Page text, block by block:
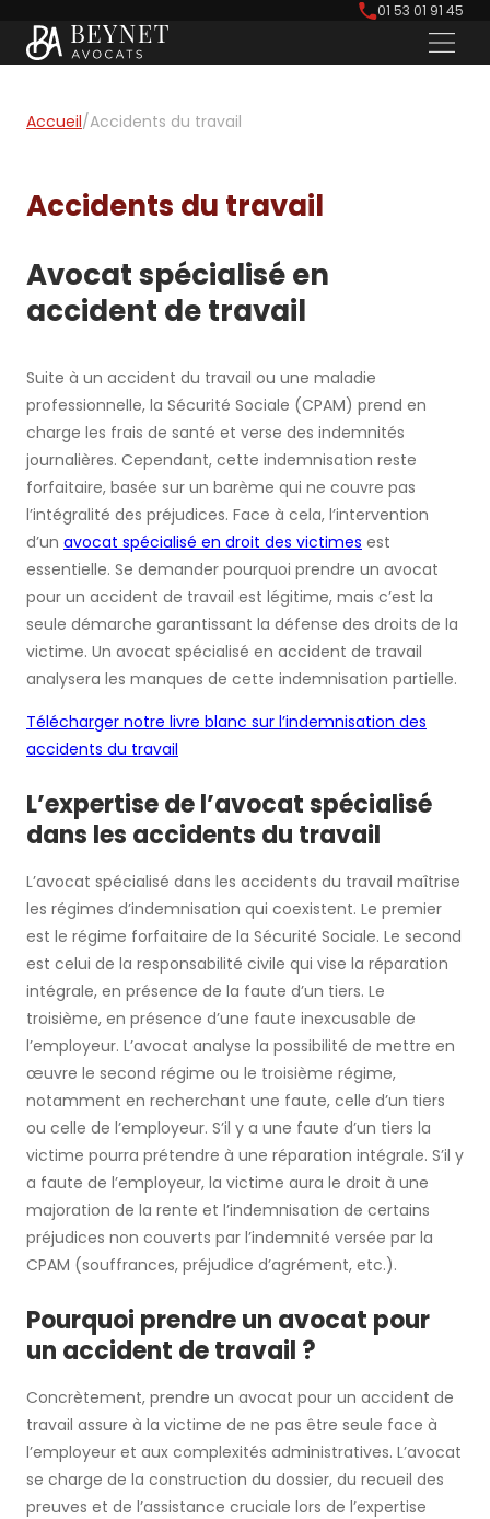
01 53 01 91 45
Accueil/Accidents du travail
Accidents du travail
Avocat spécialisé en
accident de travail
Suite à un accident du travail ou une maladie
professionnelle, la Sécurité Sociale (CPAM) prend en
charge les frais de santé et verse des indemnités
journalières. Cependant, cette indemnisation reste
forfaitaire, basée sur un barème qui ne couvre pas
l’intégralité des préjudices. Face à cela, l’intervention
d’un avocat spécialisé en droit des victimes est
essentielle. Se demander pourquoi prendre un avocat
pour un accident de travail est légitime, mais c’est la
seule démarche garantissant la défense des droits de la
victime. Un avocat spécialisé en accident de travail
analysera les manques de cette indemnisation partielle.
Télécharger notre livre blanc sur l’indemnisation des
accidents du travail
L’expertise de l’avocat spécialisé
dans les accidents du travail
L’avocat spécialisé dans les accidents du travail maîtrise
les régimes d’indemnisation qui coexistent. Le premier
est le régime forfaitaire de la Sécurité Sociale. Le second
est celui de la responsabilité civile qui vise la réparation
intégrale, en présence de la faute d’un tiers. Le
troisième, en présence d’une faute inexcusable de
l’employeur. L’avocat analyse la possibilité de mettre en
œuvre le second régime ou le troisième régime,
notamment en recherchant une faute, celle d’un tiers
ou celle de l’employeur. S’il y a une faute d’un tiers la
victime pourra prétendre à une réparation intégrale. S’il y
a faute de l’employeur, la victime aura le droit à une
majoration de la rente et l’indemnisation de certains
préjudices non couverts par l’indemnité versée par la
CPAM (souffrances, préjudice d’agrément, etc.).
Pourquoi prendre un avocat pour
un accident de travail ?
Concrètement, prendre un avocat pour un accident de
travail assure à la victime de ne pas être seule face à
l’employeur et aux complexités administratives. L’avocat
se charge de la construction du dossier, du recueil des
preuves et de l’assistance cruciale lors de l’expertise